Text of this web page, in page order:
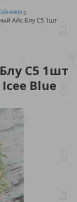
Айс Блу С5 1шт
С5 1шт
Blue